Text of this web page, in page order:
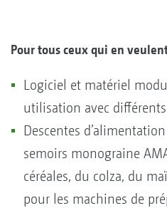
Pour tous ceux qui en
Logiciel et matériel
utilisation avec
Descentes
semoirs monograine
céréales, du colza, du
pour les machines de